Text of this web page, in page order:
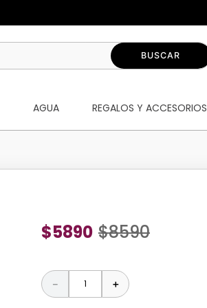
AGUA REGALOS Y ACCESORIOS
$5890 $8590
＋
－